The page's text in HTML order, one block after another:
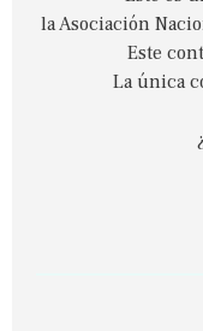
la Asociación
Este
La única